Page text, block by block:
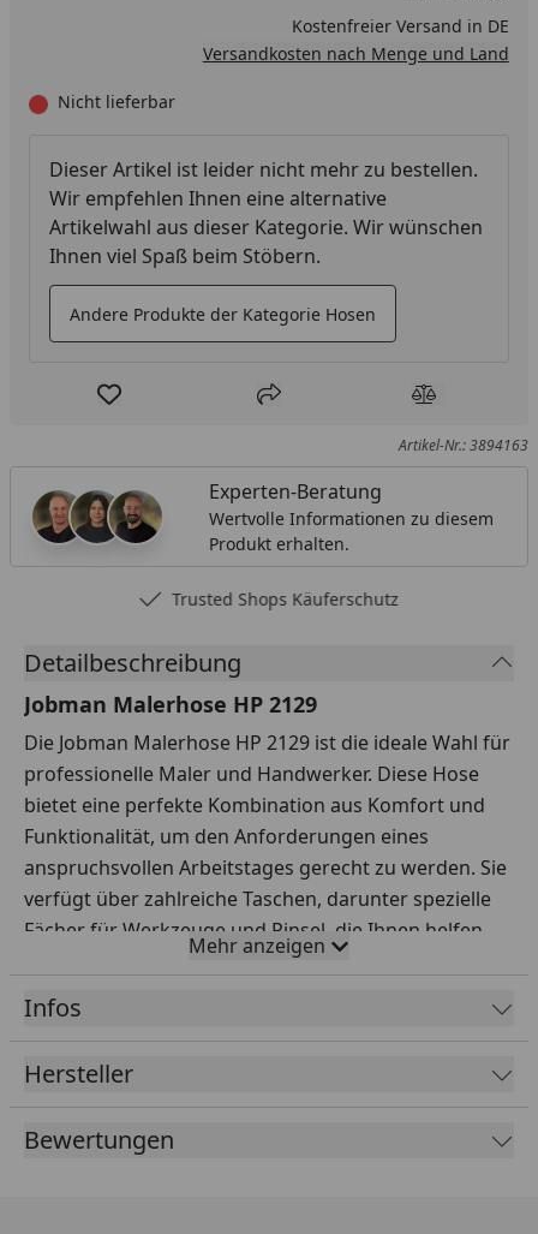
Kostenfreier Versand in DE
Versandkosten nach Menge und Land
Nicht lieferbar
Dieser Artikel ist leider nicht mehr zu bestellen.
Wir empfehlen Ihnen eine alternative
Artikelwahl aus dieser Kategorie. Wir wünschen
Ihnen viel Spaß beim Stöbern.
Andere Produkte der Kategorie Hosen
Produkt zur Wunschliste hinzufügen
Teilen Produkt
Artikel-Nr.: 3894163
Experten-Beratung
Wertvolle Informationen zu diesem
Produkt erhalten.
Trusted Shops Käuferschutz
Detailbeschreibung
Jobman Malerhose HP 2129
Die Jobman Malerhose HP 2129 ist die ideale Wahl für
professionelle Maler und Handwerker. Diese Hose
bietet eine perfekte Kombination aus Komfort und
Funktionalität, um den Anforderungen eines
anspruchsvollen Arbeitstages gerecht zu werden. Sie
verfügt über zahlreiche Taschen, darunter spezielle
Fächer für Werkzeuge und Pinsel, die Ihnen helfen,
Ihre Arbeitsutensilien stets griffbereit zu haben. Die
verstärkten Kniebereiche sorgen für zusätzliche
Langlebigkeit und Schutz bei knienden Tätigkeiten.
Ein verstellbarer Bund ermöglicht eine individuelle
Tag über wohlfühlen können. Das robuste Material
gewährleistet nicht nur Strapazierfähigkeit, sondern
Mehr anzeigen
Infos
Hersteller
Bewertungen